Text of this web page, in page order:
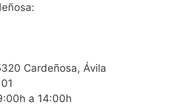
Cardeñosa, Ávila
a 14:00h